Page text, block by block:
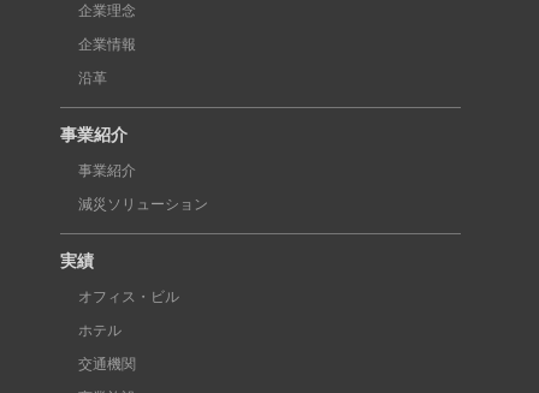
企業理念
企業情報
沿革
事業紹介
事業紹介
減災ソリューション
実績
オフィス・ビル
ホテル
交通機関